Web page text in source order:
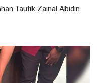
Taufik Zainal Abidin